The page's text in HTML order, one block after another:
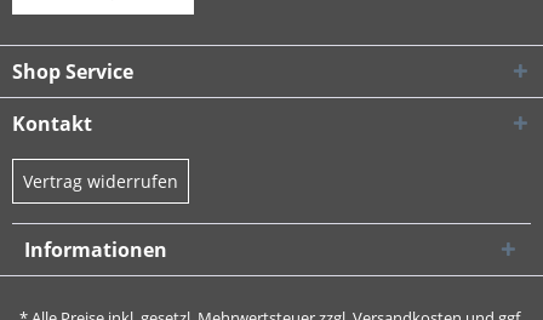
Shop Service
Kontakt
Vertrag widerrufen
Informationen